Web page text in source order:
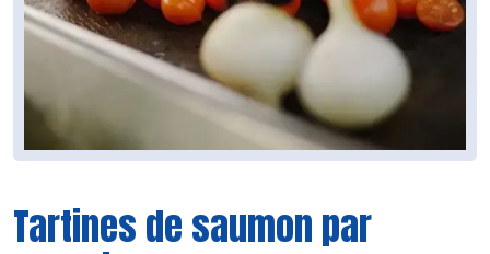
Tartines de saumon par